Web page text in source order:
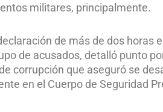
militares, principalmente.
de más de dos horas
de acusados, detalló punto
corrupción que aseguró se
en el Cuerpo de Seguridad